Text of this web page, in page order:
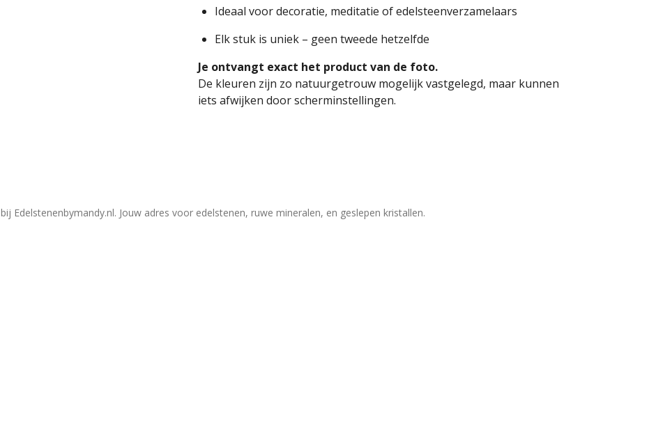
Ideaal voor decoratie, meditatie of edelsteenverzamelaars
Elk stuk is uniek – geen tweede hetzelfde
Je ontvangt exact het product van de foto.
De kleuren zijn zo natuurgetrouw mogelijk vastgelegd, maar kunnen
iets afwijken door scherminstellingen.
Edelstenenbymandy.nl. Jouw adres voor edelstenen, ruwe mineralen, en geslepen kristallen.